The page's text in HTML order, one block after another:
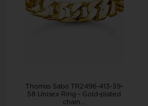
Thomas Sabo TR2496-413-39-
58 Unisex Ring - Gold-plated
chain...